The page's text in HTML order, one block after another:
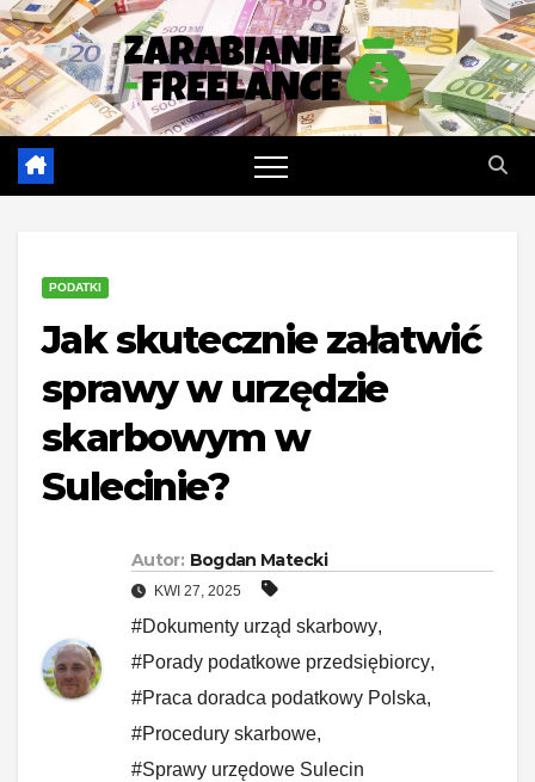
Skip
to
content
PODATKI
Jak skutecznie załatwić
sprawy w urzędzie
skarbowym w
Sulecinie?
Autor: Bogdan Matecki
KWI 27, 2025
#Dokumenty urząd skarbowy,
#Porady podatkowe przedsiębiorcy,
#Praca doradca podatkowy Polska,
#Procedury skarbowe,
#Sprawy urzędowe Sulecin